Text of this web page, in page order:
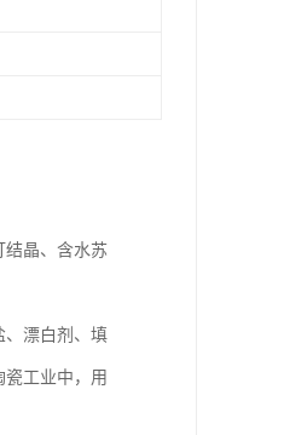
结晶、含水苏
、漂白剂、填
工业中，用